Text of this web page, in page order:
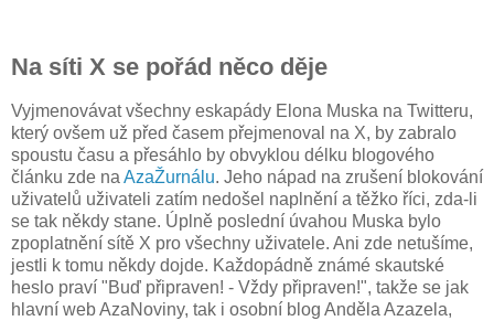
Na síti X se pořád něco děje
Vyjmenovávat všechny eskapády Elona Muska na Twitteru,
který ovšem už před časem přejmenoval na X, by zabralo
spoustu času a přesáhlo by obvyklou délku blogového
článku zde na AzaŽurnálu. Jeho nápad na zrušení blokování
uživatelů uživateli zatím nedošel naplnění a těžko říci, zda-li
se tak někdy stane. Úplně poslední úvahou Muska bylo
zpoplatnění sítě X pro všechny uživatele. Ani zde netušíme,
jestli k tomu někdy dojde. Každopádně známé skautské
heslo praví "Buď připraven! - Vždy připraven!", takže se jak
hlavní web AzaNoviny, tak i osobní blog Anděla Azazela,